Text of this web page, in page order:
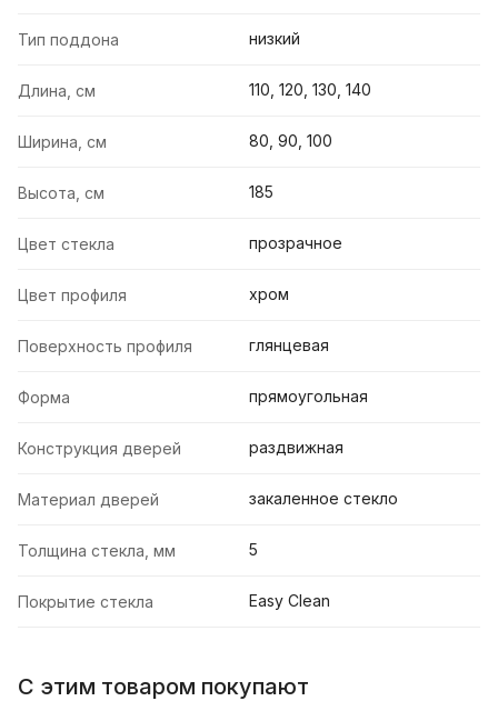
Тип поддона низкий
Длина, см 110, 120, 130, 140
Ширина, см 80, 90, 100
Высота, см 185
Цвет стекла прозрачное
Цвет профиля хром
Поверхность профиля глянцевая
Форма прямоугольная
Конструкция дверей раздвижная
Материал дверей закаленное стекло
Толщина стекла, мм 5
Покрытие стекла Easy Clean
С этим товаром покупают